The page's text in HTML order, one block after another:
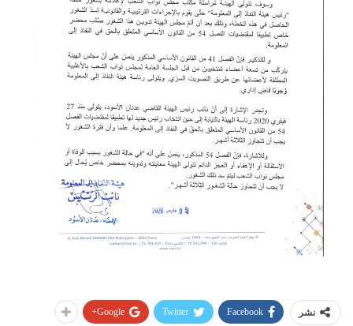
نشر Facebook
Twitter
Google+